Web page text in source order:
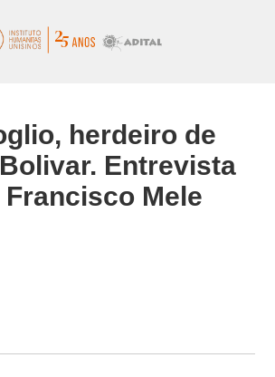
herdeiro de
Entrevista
Mele